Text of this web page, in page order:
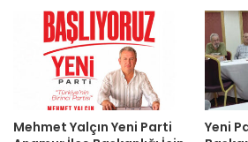
Mehmet Yalçın Yeni Parti
Yeni